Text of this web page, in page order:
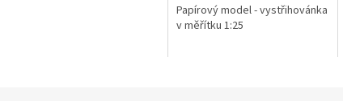
Papírový model - vystřihovánka
v měřítku 1:25